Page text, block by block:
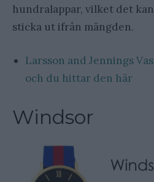
hundralappar, vilket det
sticka ut ifrån mängden.
Larsson and Jennings
och du hittar den här
Windsor